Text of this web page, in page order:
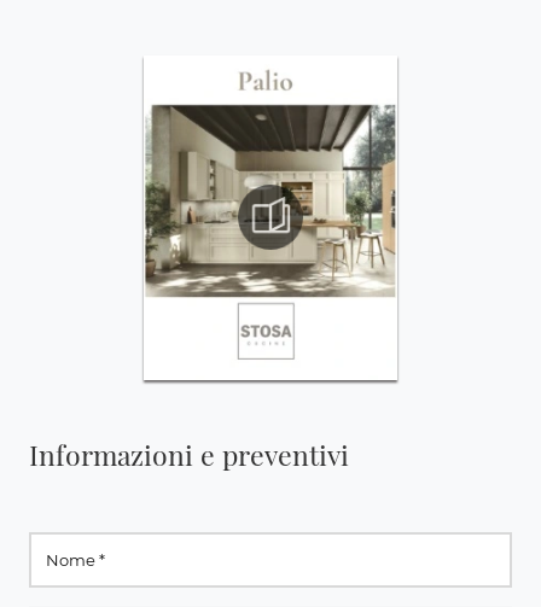
Informazioni e preventivi